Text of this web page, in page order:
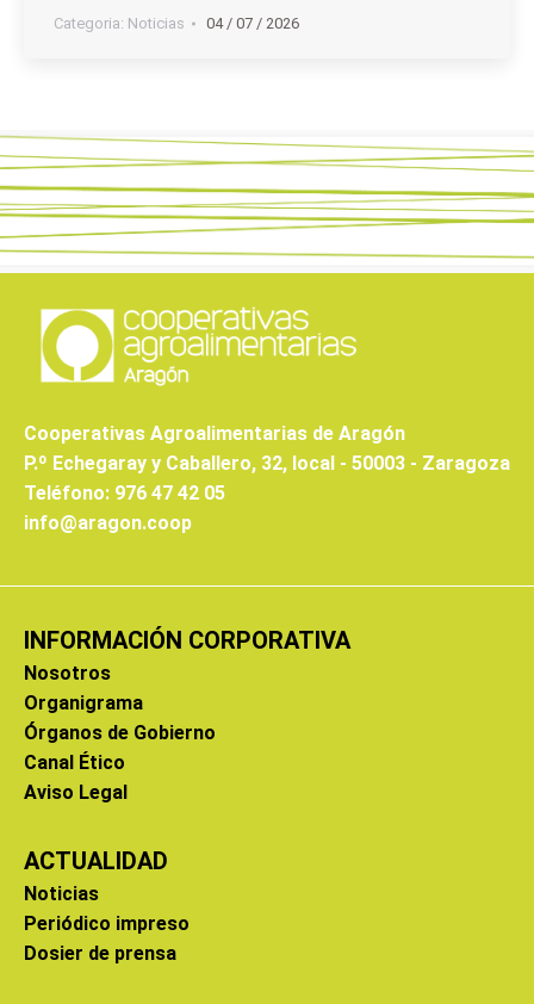
Categoria: Noticias 04 / 07 / 2026
Cooperativas Agroalimentarias de Aragón
P.º Echegaray y Caballero, 32, local - 50003 - Zaragoza
Teléfono: 976 47 42 05
info@aragon.coop
INFORMACIÓN CORPORATIVA
Nosotros
Organigrama
Órganos de Gobierno
Canal Ético
Aviso Legal
ACTUALIDAD
Noticias
Periódico impreso
Dosier de prensa